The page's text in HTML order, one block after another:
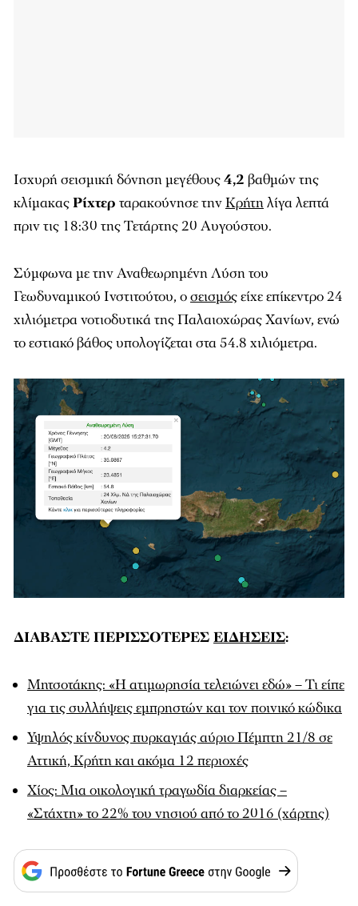
Ισχυρή σεισμική δόνηση μεγέθους4,2 βαθμών της
κλίμακαςΡίχτερ ταρακούνησε τηνΚρήτηλίγα λεπτά
πριν τις 18:30 της Τετάρτης 20 Αυγούστου.
Σύμφωνα με την Αναθεωρημένη Λύση του
Γεωδυναμικού Ινστιτούτου, οσεισμόςείχε επίκεντρο 24
χιλιόμετρα νοτιοδυτικά της Παλαιοχώρας Χανίων, ενώ
το εστιακό βάθος υπολογίζεται στα 54.8 χιλιόμετρα.
ΔΙΑΒΑΣΤΕ ΠΕΡΙΣΣΟΤΕΡΕΣ ΕΙΔΗΣΕΙΣ:
Μητσοτάκης: «Η ατιμωρησία τελειώνει εδώ» – Τι είπε
για τις συλλήψεις εμπρηστών και τον ποινικό κώδικα
Υψηλός κίνδυνος πυρκαγιάς αύριο Πέμπτη 21/8 σε
Αττική, Κρήτη και ακόμα 12 περιοχές
Χίος: Μια οικολογική τραγωδία διαρκείας –
«Στάχτη» το 22% του νησιού από το 2016 (χάρτης)